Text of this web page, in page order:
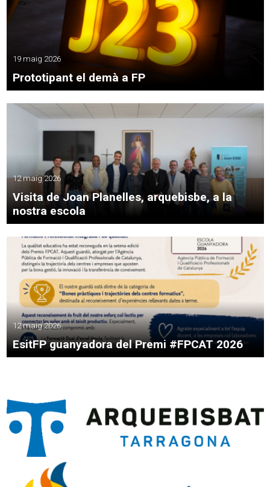
19 maig 2026
Prototipant el demà a FP
12 maig 2026
Visita de Joan Planelles, arquebisbe, a la
nostra escola
12 maig 2026
EsitFP guanyadora del Premi #FPCAT 2026